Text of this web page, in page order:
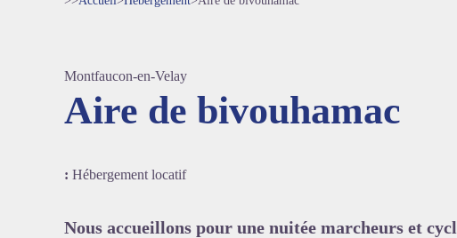
Montfaucon-en-Velay
Aire de bivouhamac
: Hébergement locatif
Nous accueillons pour une nuitée marcheurs et